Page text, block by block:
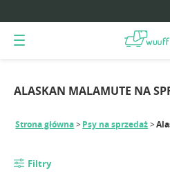
ALASKAN MALAMUTE NA
Strona główna Psy na sprzedaż
Filtry